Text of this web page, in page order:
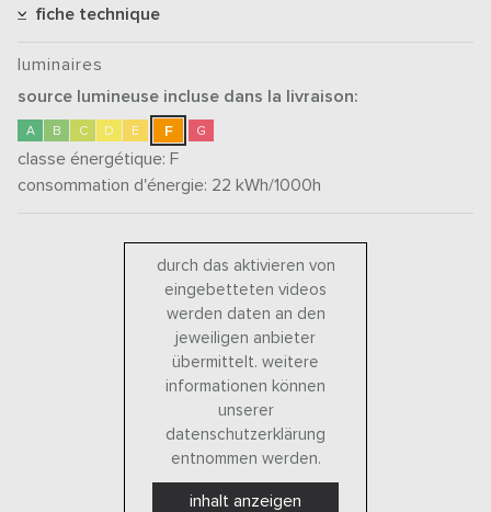
fiche technique
luminaires
source lumineuse incluse dans la livraison:
A B C D E F G
classe énergétique: F
consommation d'énergie: 22 kWh/1000h
durch das aktivieren von
eingebetteten videos
werden daten an den
jeweiligen anbieter
übermittelt. weitere
informationen können
unserer
datenschutzerklärung
entnommen werden.
inhalt anzeigen